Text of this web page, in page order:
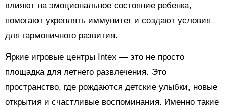
влияют на эмоциональное состояние ребенка,
помогают укреплять иммунитет и создают условия
для гармоничного развития.
Яркие игровые центры Intex — это не просто
площадка для летнего развлечения. Это
пространство, где рождаются детские улыбки, новые
открытия и счастливые воспоминания. Именно такие